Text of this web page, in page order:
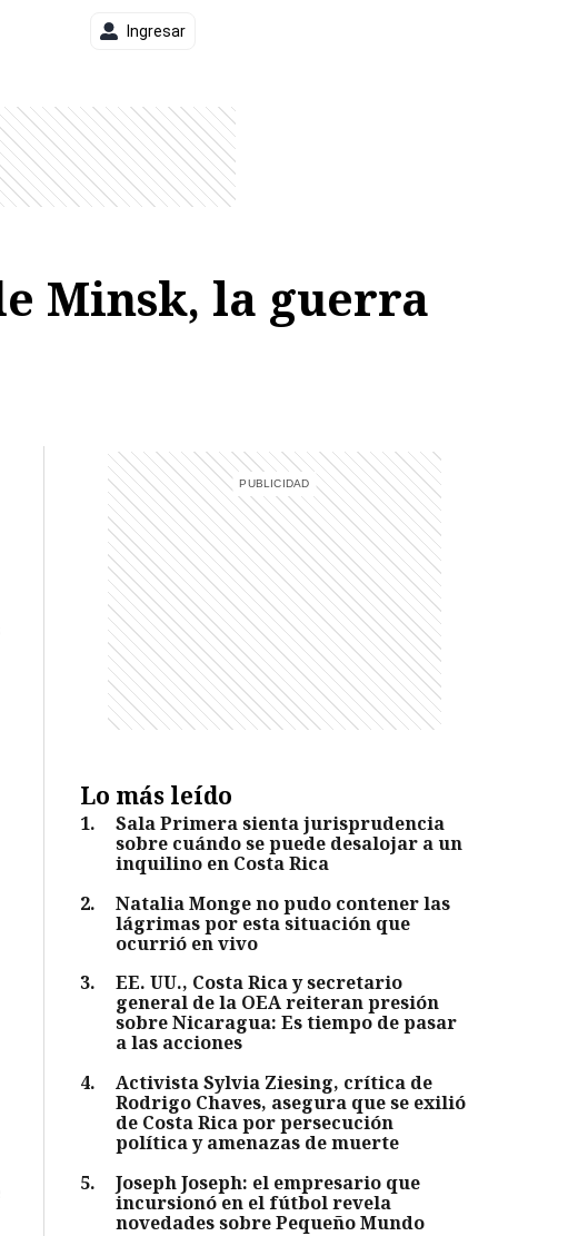
Ingresar
Minsk, la guerra
Lo más leído
1.
Sala Primera sienta jurisprudencia
sobre cuándo se puede desalojar a un
inquilino en Costa Rica
2.
Natalia Monge no pudo contener las
lágrimas por esta situación que
ocurrió en vivo
3.
EE. UU., Costa Rica y secretario
general de la OEA reiteran presión
sobre Nicaragua: Es tiempo de pasar
a las acciones
4.
Activista Sylvia Ziesing, crítica de
Rodrigo Chaves, asegura que se exilió
de Costa Rica por persecución
política y amenazas de muerte
5.
Joseph Joseph: el empresario que
incursionó en el fútbol revela
novedades sobre Pequeño Mundo